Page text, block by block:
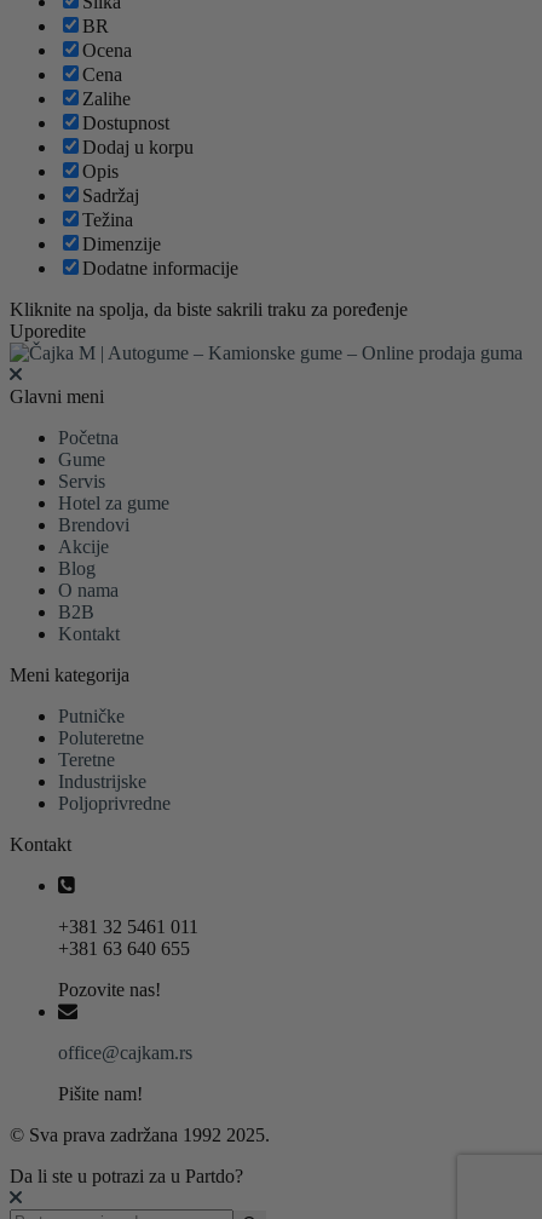
BR
Ocena
Cena
Zalihe
Dostupnost
Dodaj u korpu
Opis
Sadržaj
Težina
Dimenzije
Dodatne informacije
Kliknite na spolja, da biste sakrili traku za poređenje
Uporedite
Glavni meni
Početna
Gume
Servis
Hotel za gume
Brendovi
Akcije
Blog
O nama
B2B
Kontakt
Meni kategorija
Putničke
Poluteretne
Teretne
Industrijske
Poljoprivredne
Kontakt
+381 32 5461 011
+381 63 640 655
Pozovite nas!
office@cajkam.rs
Pišite nam!
© Sva prava zadržana 1992 2025.
Da li ste u potrazi za u Partdo?